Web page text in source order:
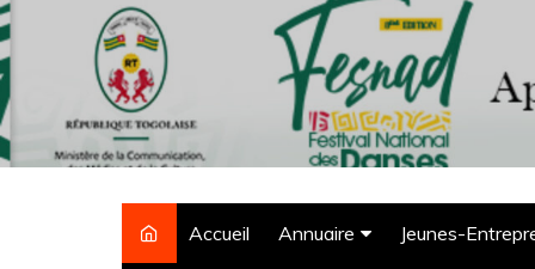
Accueil Annuaire Jeunes-